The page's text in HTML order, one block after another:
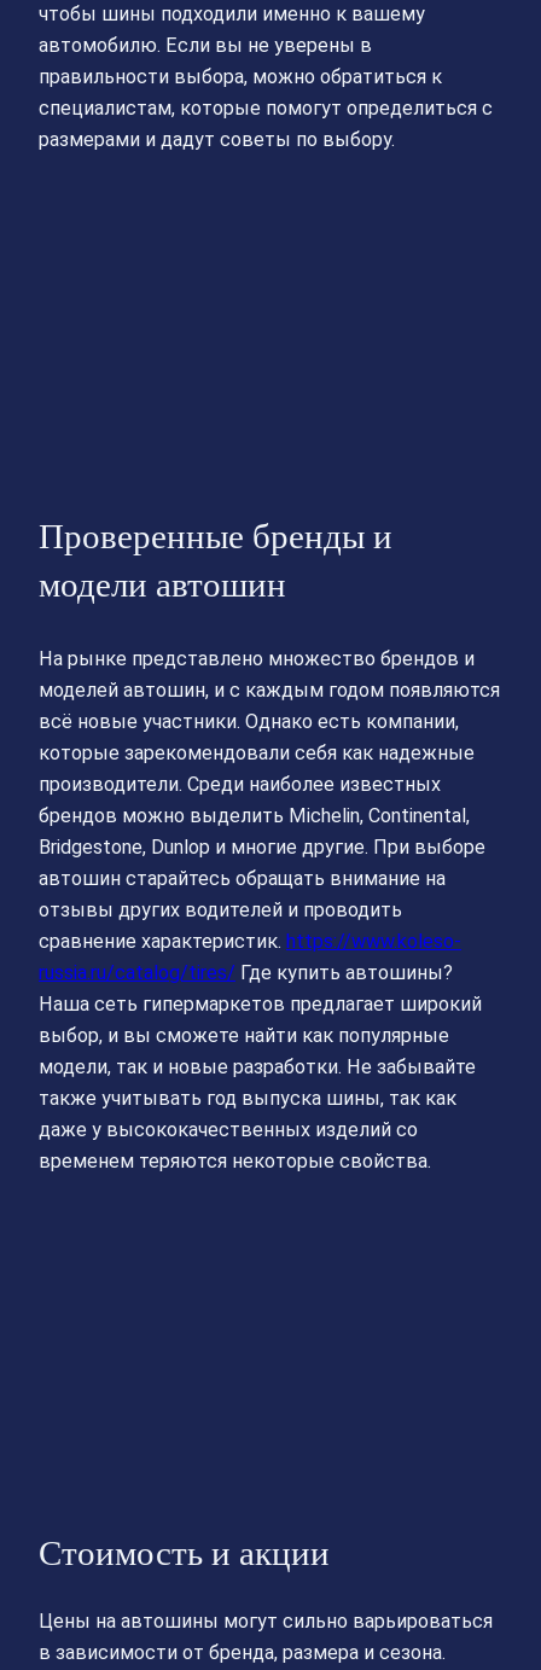
чтобы шины подходили именно к вашему
автомобилю. Если вы не уверены в
правильности выбора, можно обратиться к
специалистам, которые помогут определиться с
размерами и дадут советы по выбору.
Проверенные бренды и
модели автошин
На рынке представлено множество брендов и
моделей автошин, и с каждым годом появляются
всё новые участники. Однако есть компании,
которые зарекомендовали себя как надежные
производители. Среди наиболее известных
брендов можно выделить Michelin, Continental,
Bridgestone, Dunlop и многие другие. При выборе
автошин старайтесь обращать внимание на
отзывы других водителей и проводить
сравнение характеристик. https://www.koleso-
russia.ru/catalog/tires/ Где купить автошины?
Наша сеть гипермаркетов предлагает широкий
выбор, и вы сможете найти как популярные
модели, так и новые разработки. Не забывайте
также учитывать год выпуска шины, так как
даже у высококачественных изделий со
временем теряются некоторые свойства.
Стоимость и акции
Цены на автошины могут сильно варьироваться
в зависимости от бренда, размера и сезона.